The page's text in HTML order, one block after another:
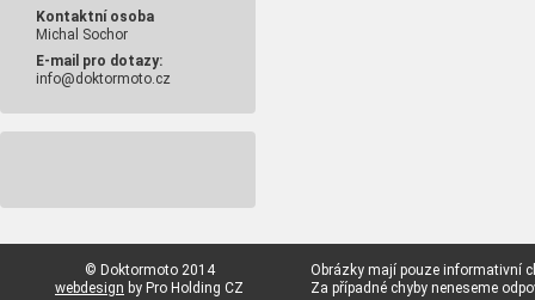
Kontaktní osoba
Michal Sochor
E-mail pro dotazy:
info@doktormoto.cz
© Doktormoto 2014
webdesign by Pro Holding CZ
Obrázky mají pouze informativní
Za případné chyby neneseme